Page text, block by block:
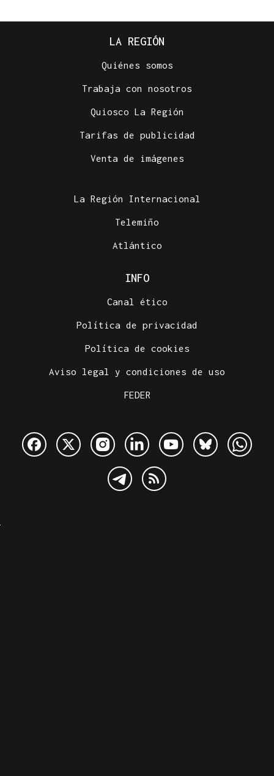
LA REGIÓN
Quiénes somos
Trabaja con nosotros
Quiosco La Región
Tarifas de publicidad
Venta de imágenes
La Región Internacional
Telemiño
Atlántico
INFO
Canal ético
Política de privacidad
Política de cookies
Aviso legal y condiciones de uso
FEDER